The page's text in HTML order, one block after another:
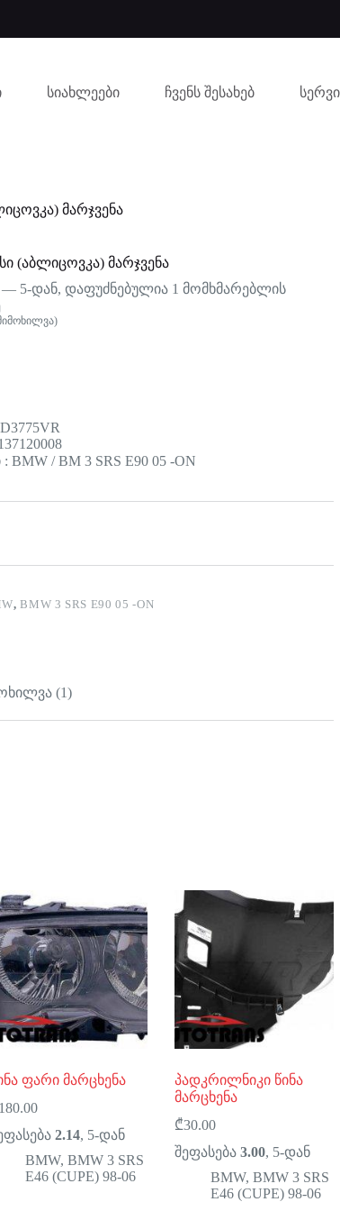
სიახლეები ჩვენს შესახებ
მარჯვენა
(აბლიცოვკა) მარჯვენა
5-დან, დაფუძნებულია 1 მომხმარებლის
/ BM 3 SRS E90 05 -ON
,BMW 3 SRS E90 05 -ON
(1)
ფარი მარცხენა
180.00
2.14, 5-დან
BMW,BMW 3 SRS
E46 (CUPE) 98-06
პადკრილნიკი წინა
მარცხენა
₾30.00
შეფასება3.00, 5-დან
BMW,BMW 3 SRS
E46 (CUPE) 98-06